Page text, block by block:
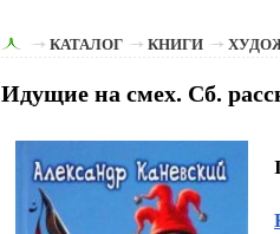
КАТАЛОГ КНИГИ
Идущие на смех. Сб.